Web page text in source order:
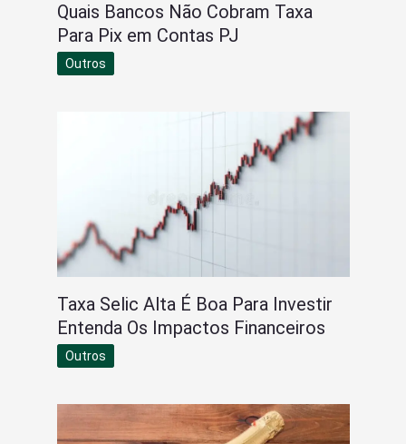
Quais Bancos Não Cobram Taxa
Para Pix em Contas PJ
Outros
Taxa Selic Alta É Boa Para Investir
Entenda Os Impactos Financeiros
Outros